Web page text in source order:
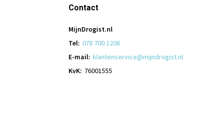
Contact
MijnDrogist.nl
Tel: 078 700 1208
E-mail: klantenservice@mijndrogist.nl
KvK: 76001555